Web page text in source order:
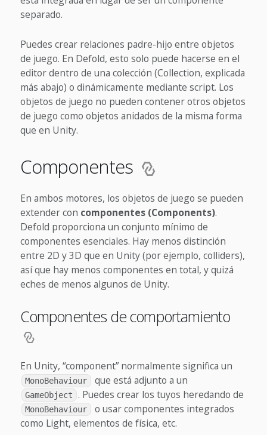
separado.
Puedes crear relaciones padre-hijo entre objetos
de juego. En Defold, esto solo puede hacerse en el
editor dentro de una colección (Collection, explicada
más abajo) o dinámicamente mediante script. Los
objetos de juego no pueden contener otros objetos
de juego como objetos anidados de la misma forma
que en Unity.
Componentes
En ambos motores, los objetos de juego se pueden
extender con componentes (Components).
Defold proporciona un conjunto mínimo de
componentes esenciales. Hay menos distinción
entre 2D y 3D que en Unity (por ejemplo, colliders),
así que hay menos componentes en total, y quizá
eches de menos algunos de Unity.
Componentes de comportamiento
En Unity, “component” normalmente significa un
MonoBehaviour que está adjunto a un
GameObject . Puedes crear los tuyos heredando de
MonoBehaviour
o usar componentes integrados
como Light, elementos de física, etc.